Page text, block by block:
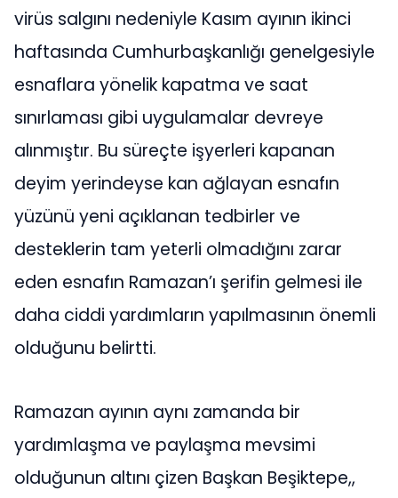
virüs salgını nedeniyle Kasım ayının ikinci
haftasında Cumhurbaşkanlığı genelgesiyle
esnaflara yönelik kapatma ve saat
sınırlaması gibi uygulamalar devreye
alınmıştır. Bu süreçte işyerleri kapanan
deyim yerindeyse kan ağlayan esnafın
yüzünü yeni açıklanan tedbirler ve
desteklerin tam yeterli olmadığını zarar
eden esnafın Ramazan’ı şerifin gelmesi ile
daha ciddi yardımların yapılmasının önemli
olduğunu belirtti.
Ramazan ayının aynı zamanda bir
yardımlaşma ve paylaşma mevsimi
olduğunun altını çizen Başkan Beşiktepe,,